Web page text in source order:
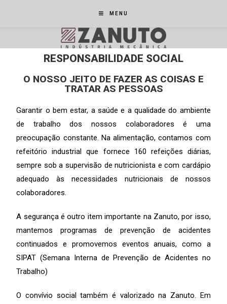
MENU
RESPONSABILIDADE SOCIAL
O NOSSO JEITO DE FAZER AS COISAS E
TRATAR AS PESSOAS
Garantir o bem estar, a saúde e a qualidade do ambiente
de trabalho dos nossos colaboradores é uma
preocupação constante. Na alimentação, contamos com
refeitório industrial que fornece 160 refeições diárias,
sempre sob a supervisão de nutricionista e com cardápio
adequado às necessidades nutricionais de nossos
colaboradores.
A segurança é outro item importante na Zanuto, por isso,
mantemos programas de prevenção de acidentes
continuados e promovemos eventos anuais, como a
SIPAT (Semana Interna de Prevenção de Acidentes no
Trabalho)
O convívio social também é valorizado na Zanuto. Em